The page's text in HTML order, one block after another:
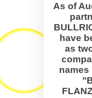
As of
have
as
names